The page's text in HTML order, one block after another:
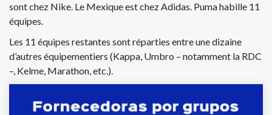
sont chez Nike. Le Mexique est chez Adidas. Puma habille 11
équipes.
Les 11 équipes restantes sont réparties entre une dizaine
d’autres équipementiers (Kappa, Umbro – notamment la RDC
–, Kelme, Marathon, etc.).